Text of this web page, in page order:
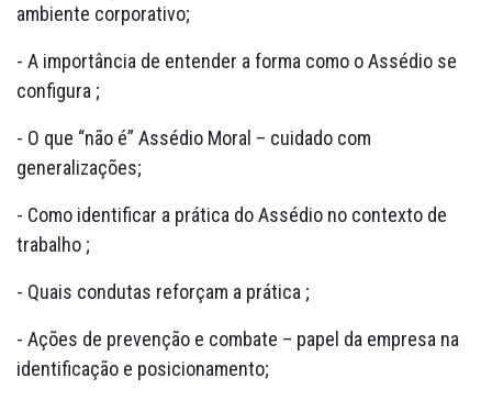
ambiente corporativo;
- A importância de entender a forma como o Assédio se
configura ;
- O que “não é” Assédio Moral – cuidado com
generalizações;
- Como identificar a prática do Assédio no contexto de
trabalho ;
- Quais condutas reforçam a prática ;
- Ações de prevenção e combate – papel da empresa na
identificação e posicionamento;